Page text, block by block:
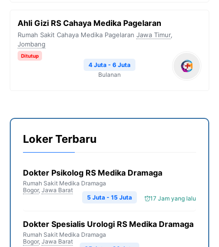
Ahli Gizi RS Cahaya Medika Pagelaran
Rumah Sakit Cahaya Medika Pagelaran Jawa Timur,
Jombang
Ditutup
4 Juta - 6 Juta
Bulanan
Loker Terbaru
Dokter Psikolog RS Medika Dramaga
Rumah Sakit Medika Dramaga
Bogor, Jawa Barat
17 Jam yang lalu
5 Juta - 15 Juta
Dokter Spesialis Urologi RS Medika Dramaga
Rumah Sakit Medika Dramaga
Bogor, Jawa Barat